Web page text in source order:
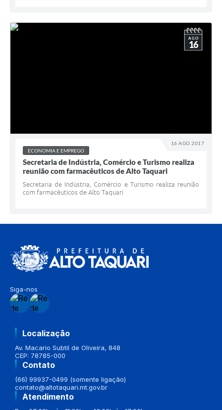
16 AGO 2017
AGO
16
ECONOMIA E EMPREGO
Secretaria de Indústria, Comércio e Turismo realiza
reunião com farmacêuticos de Alto Taquari
Secretaria de Indústria, Comércio e Turismo realiza reunião
com farmacêuticos de Alto Taquari
Siga-nos
Localização
Av. Macario Subtil de Oliveira, 848
CEP: 78785-000
Contato
(66) 99937-0499 (somente ligação)
contato@altotaquari.mt.gov.br
Atendimento